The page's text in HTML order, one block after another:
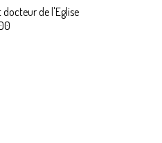
de l'Eglise